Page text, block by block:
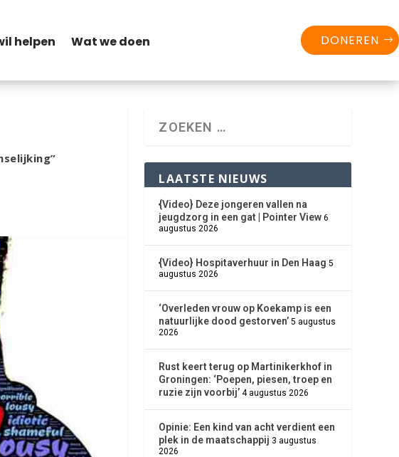
helpen Wat we doen DONEREN
LAATSTE NIEUWS
{Video} Deze jongeren vallen na
jeugdzorg in een gat | Pointer View 6
augustus 2026
{Video} Hospitaverhuur in Den Haag 5
augustus 2026
‘Overleden vrouw op Koekamp is een
natuurlijke dood gestorven’ 5 augustus
2026
Rust keert terug op Martinikerkhof in
Groningen: ‘Poepen, piesen, troep en
ruzie zijn voorbij’ 4 augustus 2026
Opinie: Een kind van acht verdient een
plek in de maatschappij 3 augustus
2026